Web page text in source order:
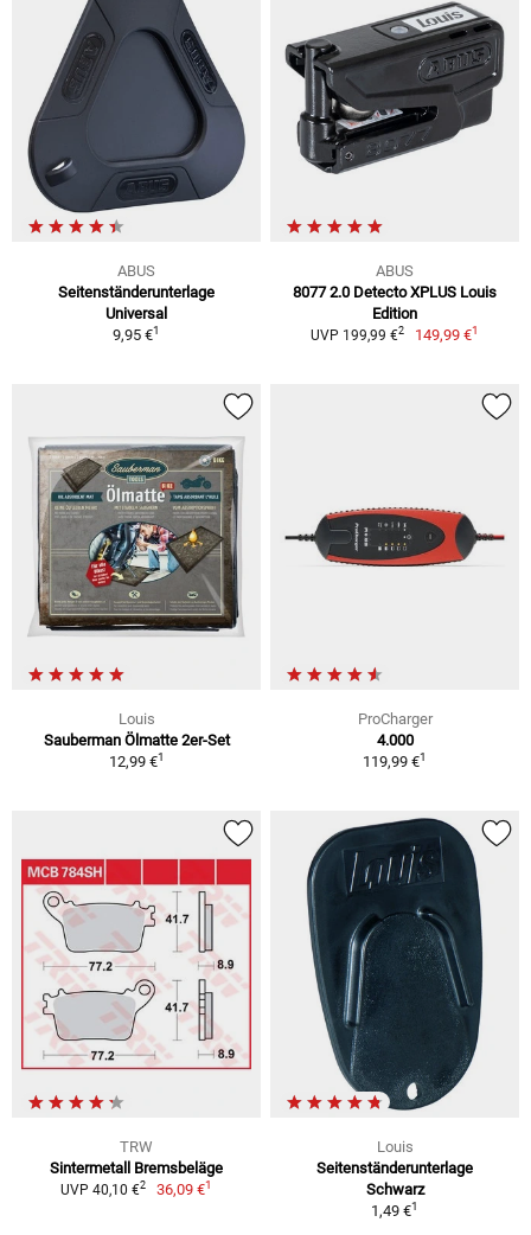
ABUS
Seitenständerunterlage
Universal
9,95 €1
ABUS
8077 2.0 Detecto XPLUS Louis
Edition
UVP 199,99 €2 149,99 €1
Louis
Sauberman Ölmatte 2er-Set
12,99 €1
ProCharger
4.000
119,99 €1
TRW
Sintermetall Bremsbeläge
UVP 40,10 €2 36,09 €1
Louis
Seitenständerunterlage
Schwarz
1,49 €1